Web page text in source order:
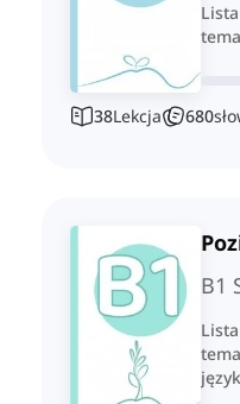
38Lekcja 680
B1